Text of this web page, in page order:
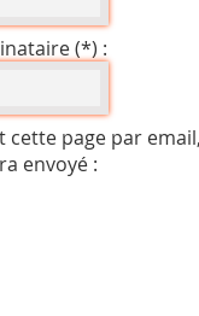
(*) :
cette page par
envoyé :